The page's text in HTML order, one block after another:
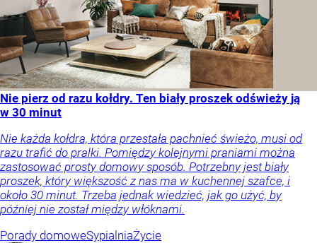
Nie pierz od razu kołdry. Ten biały proszek odświeży ją
w 30 minut
Nie każda kołdra, która przestała pachnieć świeżo, musi od
razu trafić do pralki. Pomiędzy kolejnymi praniami można
zastosować prosty domowy sposób. Potrzebny jest biały
proszek, który większość z nas ma w kuchennej szafce, i
około 30 minut. Trzeba jednak wiedzieć, jak go użyć, by
później nie został między włóknami.
Porady domoweSypialniaŻycie